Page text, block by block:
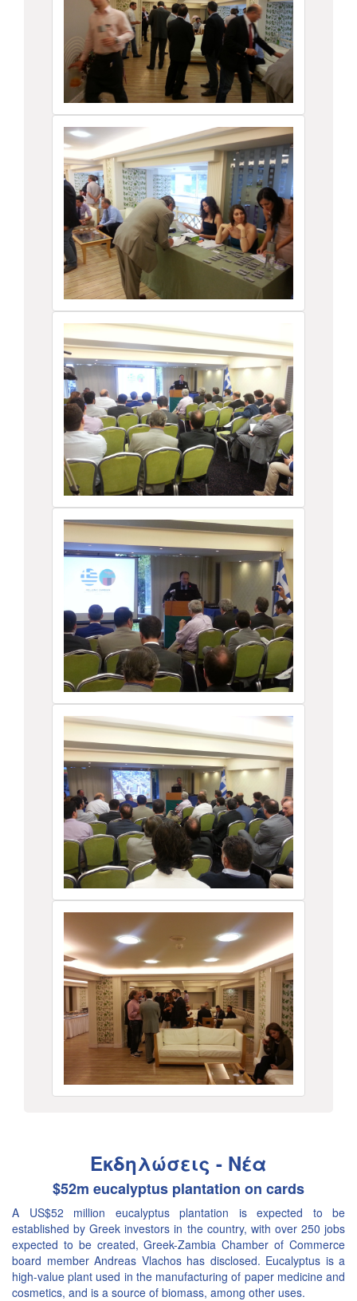
Εκδηλώσεις - Νέα
$52m eucalyptus plantation on cards
A US$52 million eucalyptus plantation is expected to be
established by Greek investors in the country, with over 250 jobs
expected to be created, Greek-Zambia Chamber of Commerce
board member Andreas Vlachos has disclosed. Eucalyptus is a
high-value plant used in the manufacturing of paper medicine and
cosmetics, and is a source of biomass, among other uses.